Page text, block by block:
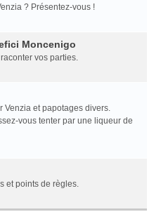
? Présentez-vous !
Moncenigo
vos parties.
Venzia et papotages divers.
vous tenter par une liqueur de
et points de règles.